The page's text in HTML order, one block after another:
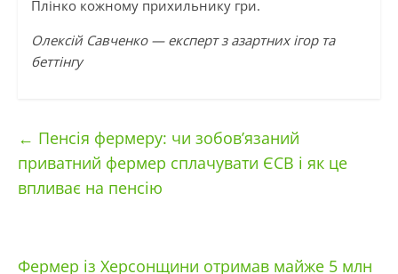
Плінко кожному прихильнику гри.
Олексій Савченко — експерт з азартних ігор та
беттінгу
← Пенсія фермеру: чи зобов’язаний
приватний фермер сплачувати ЄСВ і як це
впливає на пенсію
Фермер із Херсонщини отримав майже 5 млн